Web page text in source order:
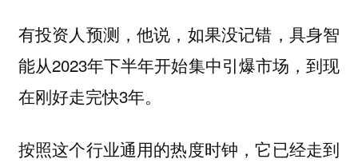
有投资人预测，他说，如果没记错，具身智
能从2023年下半年开始集中引爆市场，到现
在刚好走完快3年。
按照这个行业通用的热度时钟，它已经走到